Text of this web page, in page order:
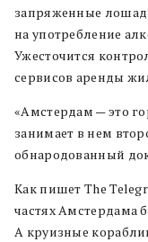
запряженные
на употребление
Ужесточится
сервисов аренды
«Амстердам — это
занимает в нем
обнародованный
Как пишет The
частях Амстердама
А круизные